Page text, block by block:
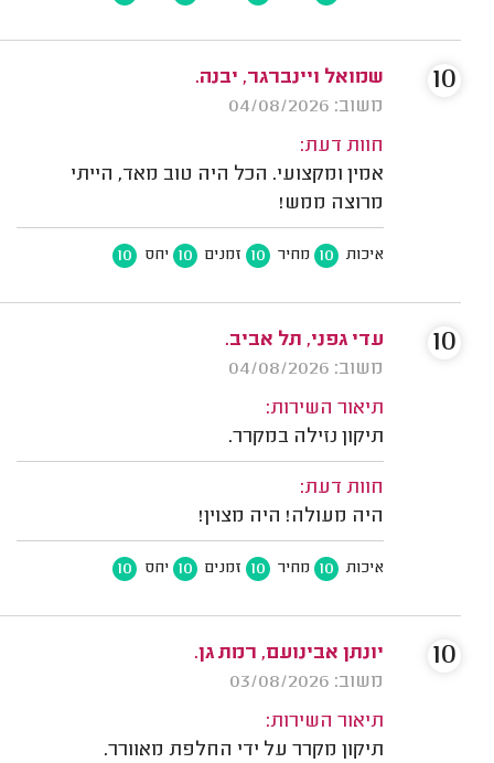
שמואל ויינברגר, יבנה.
משוב: 04/08/2026
חוות דעת:
אמין ומקצועי. הכל היה טוב מאד, הייתי
מרוצה ממש!
איכות 10 מחיר 10 זמנים 10 יחס 10
10
עדי גפני, תל אביב.
משוב: 04/08/2026
תיאור השירות:
תיקון נזילה במקרר.
חוות דעת:
היה מעולה! היה מצוין!
איכות 10 מחיר 10 זמנים 10 יחס 10
10
יונתן אבינועם, רמת גן.
משוב: 03/08/2026
תיאור השירות:
תיקון מקרר על ידי החלפת מאוורר.
10